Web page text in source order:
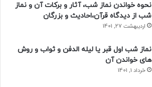
نحوه خواندن نماز شب، آثار و برکات آن و نماز
شب از دیدگاه قرآن،احادیث و بزرگان
اردیبهشت 27, 1401
نماز شب اول قبر یا لیله الدفن و ثواب و روش
های خواندن آن
خرداد 1, 1401